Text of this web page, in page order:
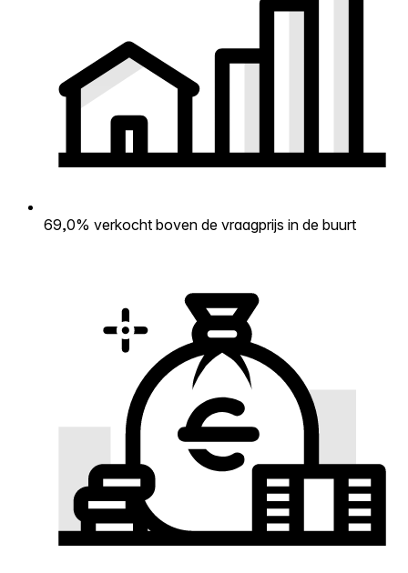
69,0% verkocht boven de vraagprijs in de buurt